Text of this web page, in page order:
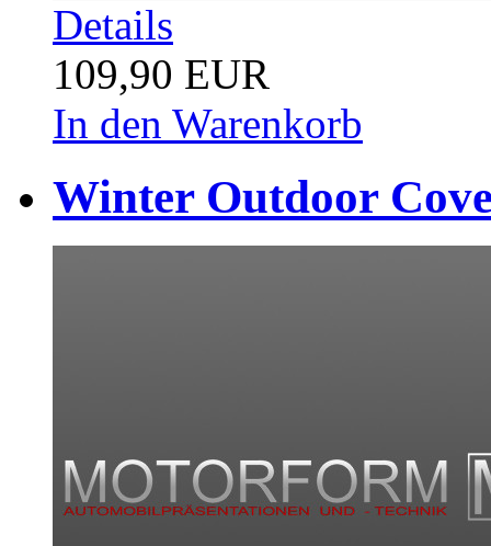
Details
109,90 EUR
In den Warenkorb
Winter Outdoor